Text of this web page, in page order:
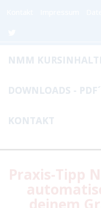
NMM
DOWNLOADS -
KONTAKT